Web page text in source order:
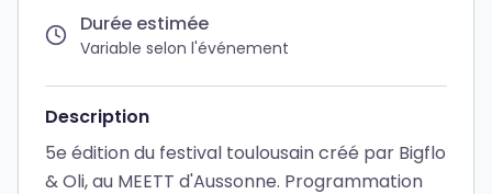
Durée estimée
Variable selon l'événement
Description
5e édition du festival toulousain créé par Bigflo
& Oli, au MEETT d'Aussonne. Programmation